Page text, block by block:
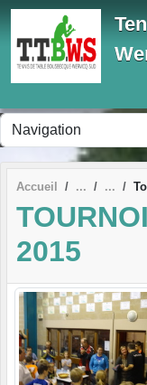
Accueil
2015
Panneau de gestion